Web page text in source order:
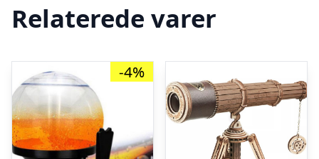
Relaterede varer
-4%